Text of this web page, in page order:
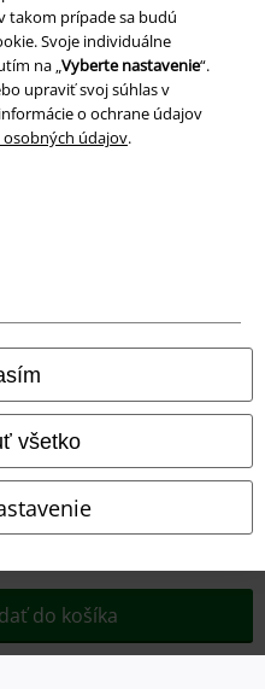
takom prípade sa budú
Svoje individuálne
na „Vyberte nastavenie“.
upraviť svoj súhlas v
o ochrane údajov
osobných údajov.
všetko
do košíka
prostredia